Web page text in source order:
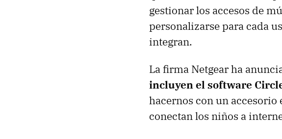
gestionar los accesos de
personalizarse para cada
integran.
La firma Netgear ha
incluyen el software
hacernos con un
conectan los niños a